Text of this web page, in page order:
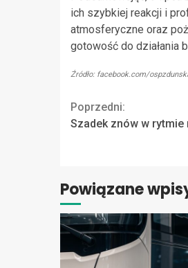
ich szybkiej reakcji i
atmosferyczne oraz
gotowość do działania
Źródło: facebook.com/
Continue
Reading
Poprzedni:
Szadek znów w
Powiązane